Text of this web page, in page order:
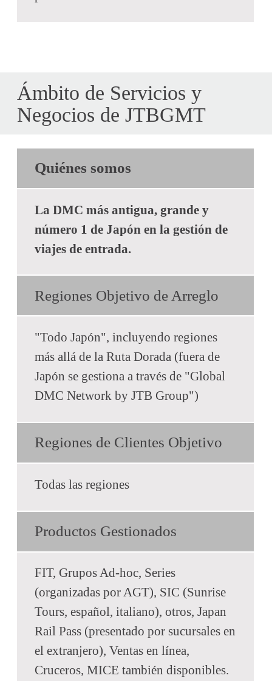
Ámbito de Servicios y
Negocios de JTBGMT
Quiénes somos
La DMC más antigua, grande y
número 1 de Japón en la gestión de
viajes de entrada.
Regiones Objetivo de Arreglo
"Todo Japón", incluyendo regiones
más allá de la Ruta Dorada (fuera de
Japón se gestiona a través de "Global
DMC Network by JTB Group")
Regiones de Clientes Objetivo
Todas las regiones
Productos Gestionados
FIT, Grupos Ad-hoc, Series
(organizadas por AGT), SIC (Sunrise
Tours, español, italiano), otros, Japan
Rail Pass (presentado por sucursales en
el extranjero), Ventas en línea,
Cruceros, MICE también disponibles.